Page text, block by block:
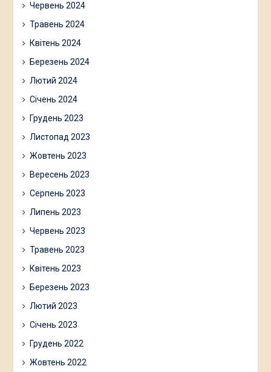
Червень 2024
Травень 2024
Квітень 2024
Березень 2024
Лютий 2024
Січень 2024
Грудень 2023
Листопад 2023
Жовтень 2023
Вересень 2023
Серпень 2023
Липень 2023
Червень 2023
Травень 2023
Квітень 2023
Березень 2023
Лютий 2023
Січень 2023
Грудень 2022
Жовтень 2022